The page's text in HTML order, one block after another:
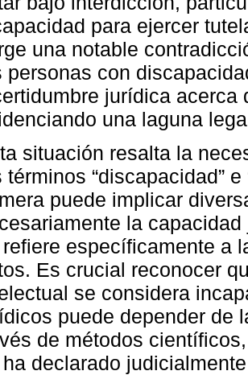
para ejercer
una notable
personas con
jurídica
una laguna
situación resalta la
términos “discapacidad”
puede implicar
la
específicamente a
Es crucial reconocer
se considera
puede depender de
de métodos
declarado